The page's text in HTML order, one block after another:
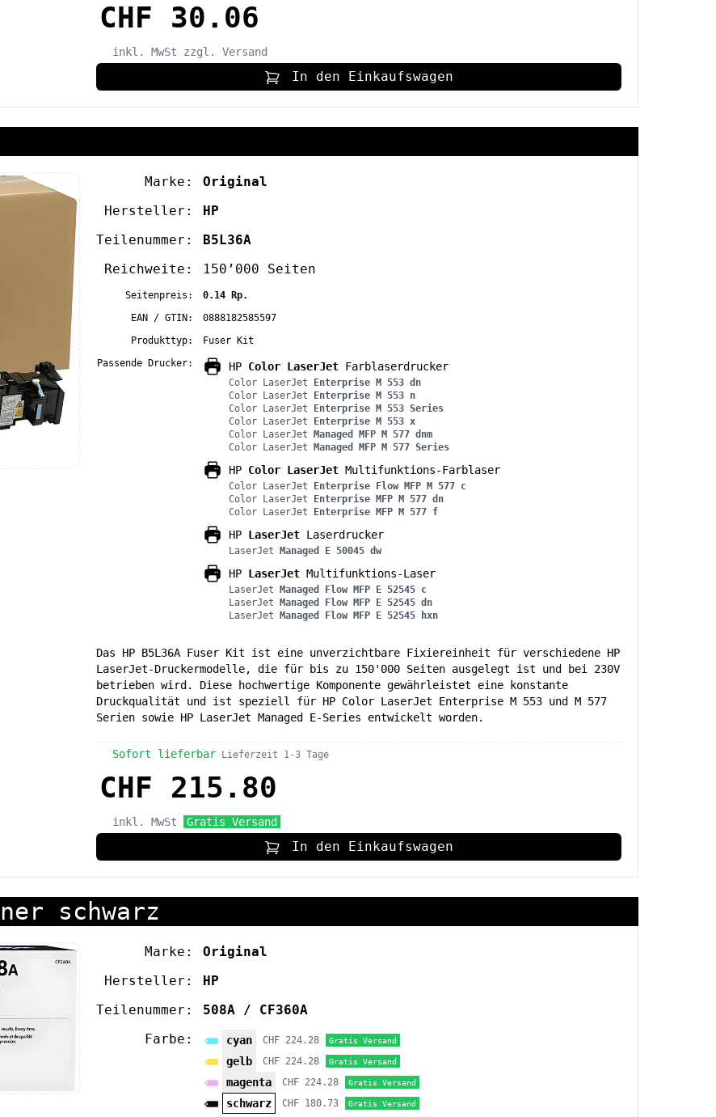
CHF 30.06
inkl. MwSt zzgl. Versand
In den Einkaufswagen
Marke:
Original
Hersteller:
HP
Teilenummer:
B5L36A
Reichweite:
150’000 Seiten
Seitenpreis:
0.14 Rp.
EAN / GTIN:
0888182585597
Produkttyp:
Fuser Kit
Passende Drucker:
HP Color LaserJet Farblaserdrucker
Color LaserJet Enterprise M 553 dn
Color LaserJet Enterprise M 553 n
Color LaserJet Enterprise M 553 Series
Color LaserJet Enterprise M 553 x
Color LaserJet Managed MFP M 577 dnm
Color LaserJet Managed MFP M 577 Series
HP Color LaserJet Multifunktions-Farblaser
Color LaserJet Enterprise Flow MFP M 577 c
Color LaserJet Enterprise MFP M 577 dn
Color LaserJet Enterprise MFP M 577 f
HP LaserJet Laserdrucker
LaserJet Managed E 50045 dw
HP LaserJet Multifunktions-Laser
LaserJet Managed Flow MFP E 52545 c
LaserJet Managed Flow MFP E 52545 dn
LaserJet Managed Flow MFP E 52545 hxn
Das HP B5L36A Fuser Kit ist eine unverzichtbare Fixiereinheit für verschiedene HP
LaserJet-Druckermodelle, die für bis zu 150'000 Seiten ausgelegt ist und bei 230V
betrieben wird. Diese hochwertige Komponente gewährleistet eine konstante
Druckqualität und ist speziell für HP Color LaserJet Enterprise M 553 und M 577
Serien sowie HP LaserJet Managed E-Series entwickelt worden.
Sofort lieferbar Lieferzeit 1-3 Tage
CHF 215.80
inkl. MwSt Gratis Versand
In den Einkaufswagen
schwarz
Marke:
Original
Hersteller:
HP
Teilenummer:
508A / CF360A
Farbe:
cyan CHF 224.28 Gratis Versand
gelb CHF 224.28 Gratis Versand
magenta CHF 224.28 Gratis Versand
schwarz CHF 180.73 Gratis Versand